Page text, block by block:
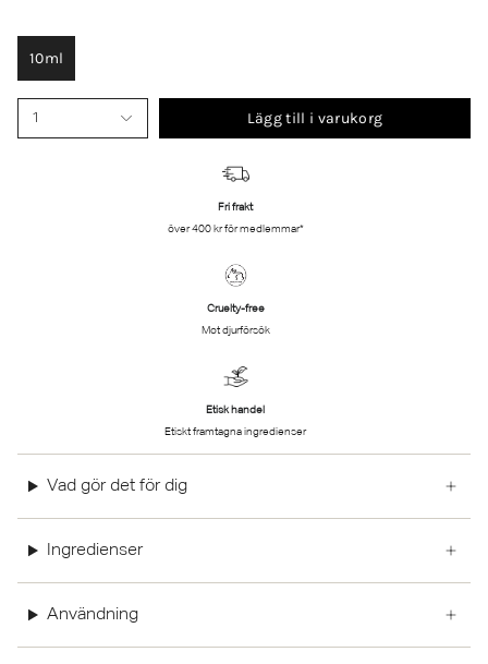
10ml
1 Lägg till i varukorg
Fri frakt
över 400 kr för medlemmar*
Cruelty-free
Mot djurförsök
Etisk handel
Etiskt framtagna ingredienser
Vad gör det för dig
Ingredienser
Användning